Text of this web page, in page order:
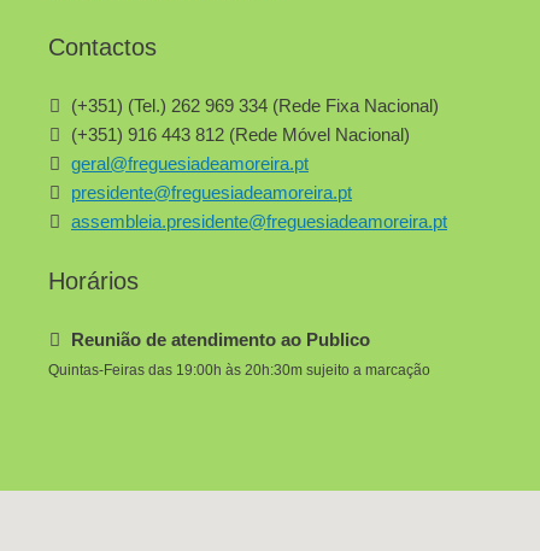
Contactos
(+351) (Tel.) 262 969 334 (Rede Fixa Nacional)
(+351) 916 443 812 (Rede Móvel Nacional)
geral@freguesiadeamoreira.pt
presidente@freguesiadeamoreira.pt
assembleia.presidente@freguesiadeamoreira.pt
Horários
Reunião de atendimento ao Publico
Quintas-Feiras das 19:00h às 20h:30m sujeito a marcação